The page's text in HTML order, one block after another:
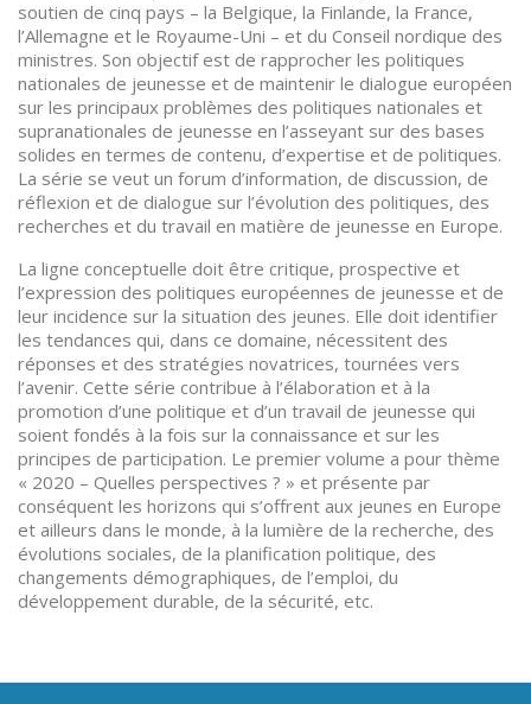
soutien de cinq pays – la Belgique, la Finlande, la France,
l’Allemagne et le Royaume-Uni – et du Conseil nordique des
ministres. Son objectif est de rapprocher les politiques
nationales de jeunesse et de maintenir le dialogue européen
sur les principaux problèmes des politiques nationales et
supranationales de jeunesse en l’asseyant sur des bases
solides en termes de contenu, d’expertise et de politiques.
La série se veut un forum d’information, de discussion, de
réflexion et de dialogue sur l’évolution des politiques, des
recherches et du travail en matière de jeunesse en Europe.
La ligne conceptuelle doit être critique, prospective et
l’expression des politiques européennes de jeunesse et de
leur incidence sur la situation des jeunes. Elle doit identifier
les tendances qui, dans ce domaine, nécessitent des
réponses et des stratégies novatrices, tournées vers
l’avenir. Cette série contribue à l’élaboration et à la
promotion d’une politique et d’un travail de jeunesse qui
soient fondés à la fois sur la connaissance et sur les
principes de participation. Le premier volume a pour thème
« 2020 – Quelles perspectives ? » et présente par
conséquent les horizons qui s’offrent aux jeunes en Europe
et ailleurs dans le monde, à la lumière de la recherche, des
évolutions sociales, de la planification politique, des
changements démographiques, de l’emploi, du
développement durable, de la sécurité, etc.